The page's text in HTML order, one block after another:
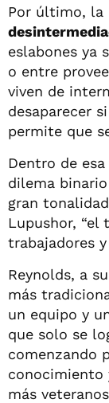
Por último, la
eslabones ya
o entre
viven de
desaparecer
permite que
Dentro de
dilema
gran
Lupushor, “el
trabajadores
Reynolds, a
más
un equipo y
que solo se
comenzando
conocimiento
más